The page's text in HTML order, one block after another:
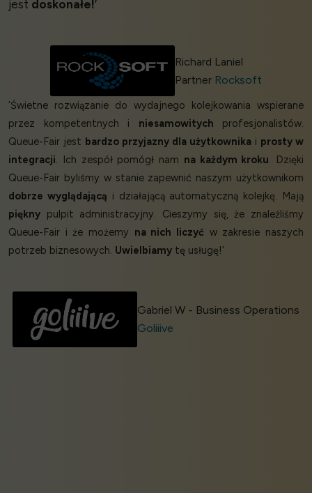
jest doskonałe!’
Richard Laniel
Partner Rocksoft
‘Świetne rozwiązanie do wydajnego kolejkowania wspierane
przez kompetentnych i niesamowitych profesjonalistów.
Queue-Fair jest bardzo przyjazny dla użytkownika i prosty w
integracji. Ich zespół pomógł nam na każdym kroku. Dzięki
Queue-Fair byliśmy w stanie zapewnić naszym użytkownikom
dobrze wyglądającą i działającą automatyczną kolejkę. Mają
piękny pulpit administracyjny. Cieszymy się, że znaleźliśmy
Queue-Fair i że możemy na nich liczyć w zakresie naszych
potrzeb biznesowych. Uwielbiamy tę usługę!’
Gabriel W - Business Operations
Goliiive